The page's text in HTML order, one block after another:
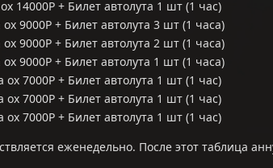
14000Р + Билет автолута 1 шт (1 час)
9000Р + Билет автолута 3 шт (1 часа)
9000Р + Билет автолута 2 шт (1 часа)
9000Р + Билет автолута 1 шт (1 часа)
ох 7000Р + Билет автолута 1 шт (1 час)
ох 7000Р + Билет автолута 1 шт (1 час)
ох 7000Р + Билет автолута 1 шт (1 час)
еженедельно. После этот таблица